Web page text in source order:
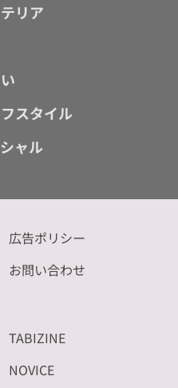
リア
スタイル
ャル
広告ポリシー
お問い合わせ
TABIZINE
NOVICE